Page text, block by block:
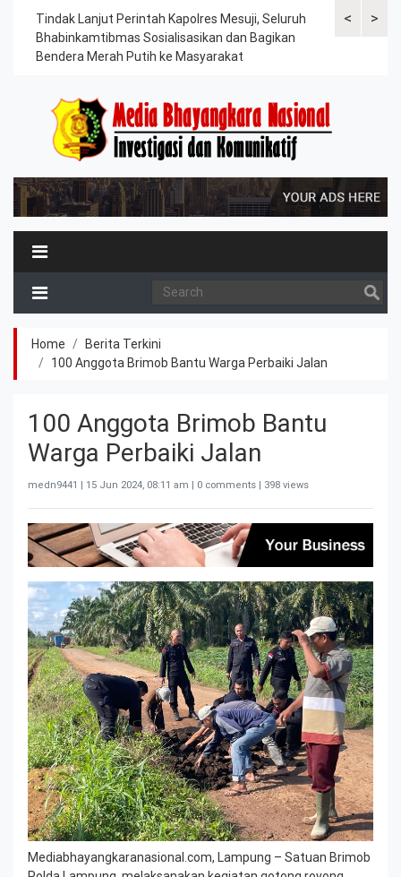
<
Tindak Lanjut Perintah Kapolres Mesuji, Seluruh
Bhabinkamtibmas Sosialisasikan dan Bagikan
Bendera Merah Putih ke Masyarakat
Sat Lantas
>
Home
Berita Terkini
100 Anggota Brimob Bantu Warga Perbaiki Jalan
100 Anggota Brimob Bantu
Warga Perbaiki Jalan
medn9441 | 15 Jun 2024, 08:11 am | 0 comments | 398 views
Mediabhayangkaranasional.com, Lampung – Satuan Brimob